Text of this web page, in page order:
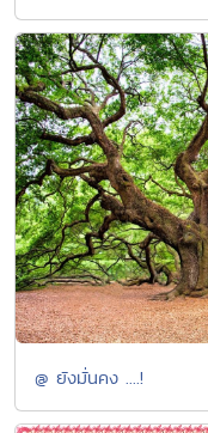
@ ยังมั่นคง ....!